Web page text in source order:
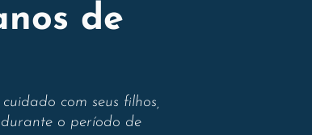
de
com seus filhos,
durante o período de